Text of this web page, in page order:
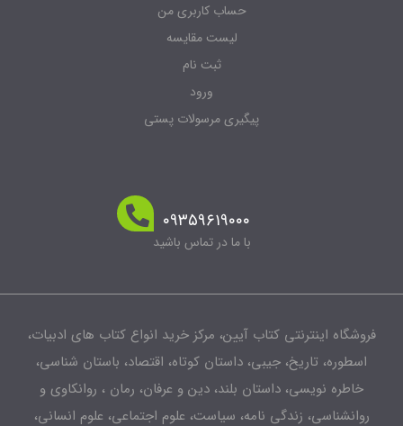
حساب کاربری من
لیست مقایسه
ثبت نام
ورود
پیگیری مرسولات پستی
۰۹۳۵۹۶۱۹۰۰۰
با ما در تماس باشید
فروشگاه اینترنتی کتاب آیین، مرکز خرید انواع کتاب های ادبیات،
اسطوره، تاریخ، جیبی، داستان کوتاه، اقتصاد، باستان شناسی،
خاطره نویسی، داستان بلند، دین و عرفان، رمان ، روانکاوی و
روانشناسی، زندگی نامه، سیاست، علوم اجتماعی، علوم انسانی،